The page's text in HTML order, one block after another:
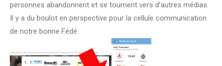
personnes abandonnent et se tournent vers d’autres médias.
Il y a du boulot en perspective pour la cellule communication
de notre bonne Fédé.